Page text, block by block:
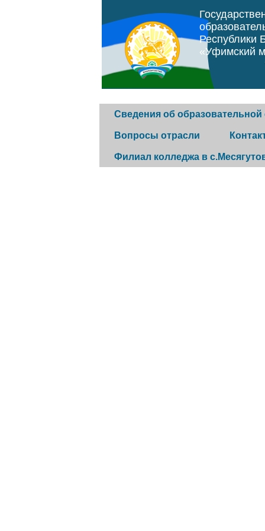
Республики
«Уфимский
Сведения об образовательной
Вопросы отрасли
Горячая
Карта
Филиал колледжа в